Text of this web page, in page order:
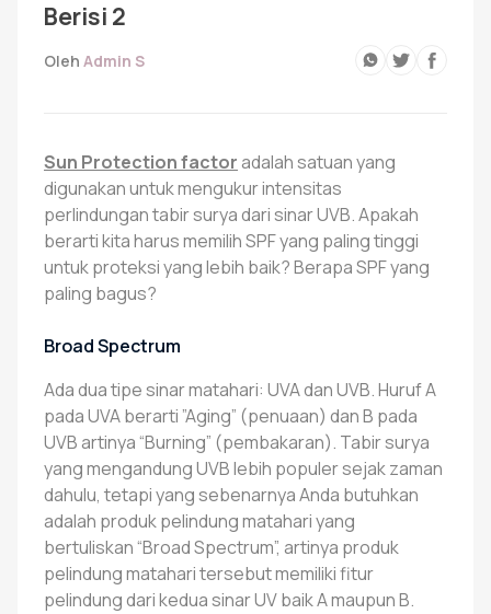
Baju Koko Anak
Hijab
Sarimbit
Tunik
Berisi 2
Oleh Admin S
Sun Protection factoradalah satuan yang
digunakan untuk mengukur intensitas
perlindungan tabir surya dari sinar UVB. Apakah
berarti kita harus memilih SPF yang paling tinggi
untuk proteksi yang lebih baik? Berapa SPF yang
paling bagus?
Broad Spectrum
Ada dua tipe sinar matahari: UVA dan UVB. Huruf A
pada UVA berarti ”Aging” (penuaan) dan B pada
UVB artinya “Burning” (pembakaran). Tabir surya
yang mengandung UVB lebih populer sejak zaman
dahulu, tetapi yang sebenarnya Anda butuhkan
adalah produk pelindung matahari yang
bertuliskan “Broad Spectrum”, artinya produk
pelindung matahari tersebut memiliki fitur
pelindung dari kedua sinar UV baik A maupun B.